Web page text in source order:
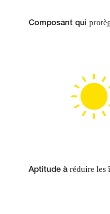
Composant qui
Aptitude à réduire les